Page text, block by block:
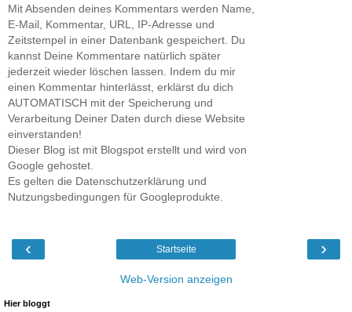
Mit Absenden deines Kommentars werden Name,
E-Mail, Kommentar, URL, IP-Adresse und
Zeitstempel in einer Datenbank gespeichert. Du
kannst Deine Kommentare natürlich später
jederzeit wieder löschen lassen. Indem du mir
einen Kommentar hinterlässt, erklärst du dich
AUTOMATISCH mit der Speicherung und
Verarbeitung Deiner Daten durch diese Website
einverstanden!
Dieser Blog ist mit Blogspot erstellt und wird von
Google gehostet.
Es gelten die Datenschutzerklärung und
Nutzungsbedingungen für Googleprodukte.
‹ ›
Startseite
Web-Version anzeigen
Hier bloggt